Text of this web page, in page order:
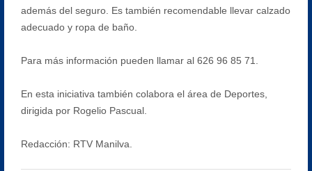
además del seguro. Es también recomendable llevar calzado
adecuado y ropa de baño.
Para más información pueden llamar al 626 96 85 71.
En esta iniciativa también colabora el área de Deportes,
dirigida por Rogelio Pascual.
Redacción: RTV Manilva.